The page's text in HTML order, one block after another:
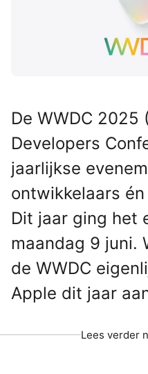
De WWDC 2025
Developers
jaarlijkse
ontwikkelaars
Dit jaar ging het
maandag 9 juni.
de WWDC
Apple dit jaar
Lees verder